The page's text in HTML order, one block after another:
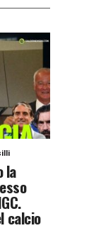
la
calcio